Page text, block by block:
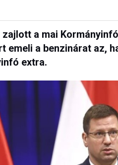
a mai
emeli a benzinárat az,
extra.